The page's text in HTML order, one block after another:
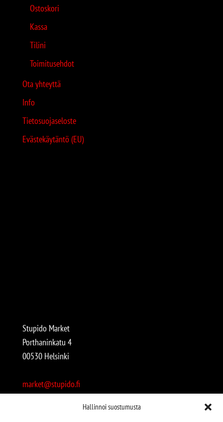
Hallinnoi suostumusta
Ostoskori
Kassa
Tilini
Toimitusehdot
Ota yhteyttä
Info
Tietosuojaseloste
Evästekäytäntö (EU)
Stupido Market
Porthaninkatu 4
00530 Helsinki
market@stupido.fi